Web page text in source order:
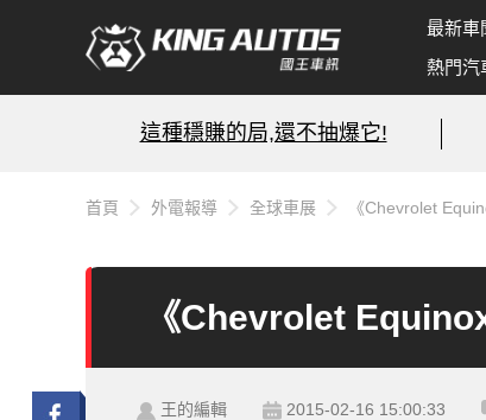
最新車
熱門汽
這種穩賺的局,還不抽爆它!
首頁 外電報導 全球車展 《Chevrolet
《Chevrolet
王的編輯 2015-02-16 15:00:33